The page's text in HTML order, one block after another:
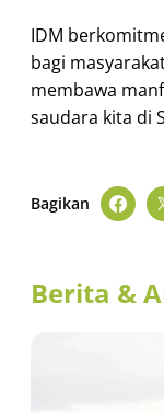
IDM
bagi
membawa
saudara kita di
Bagikan
Berita &